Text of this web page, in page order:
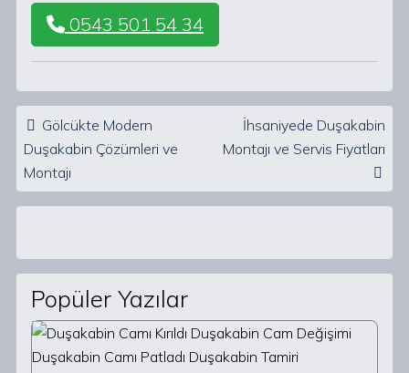
0543 501 54 34
Post navigation
Gölcükte Modern
Duşakabin Çözümleri ve
Montajı
İhsaniyede Duşakabin
Montajı ve Servis Fiyatları
Popüler Yazılar